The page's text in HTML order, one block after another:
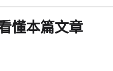
懂本篇文章